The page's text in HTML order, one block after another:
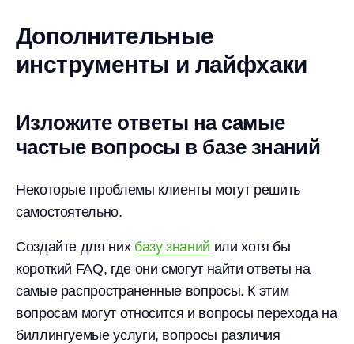
Дополнительные
инструменты и лайфхаки
Изложите ответы на самые
частые вопросы в базе знаний
Некоторые проблемы клиенты могут решить
самостоятельно.
Создайте для них базу знаний или хотя бы
короткий FAQ, где они смогут найти ответы на
самые распространенные вопросы. К этим
вопросам могут относится и вопросы перехода на
биллингуемые услуги, вопросы различия